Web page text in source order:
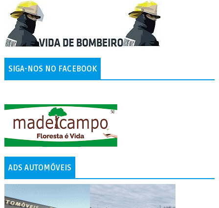
SIGA-NOS NO FACEBOOK
ADS AUTOMÓVEIS